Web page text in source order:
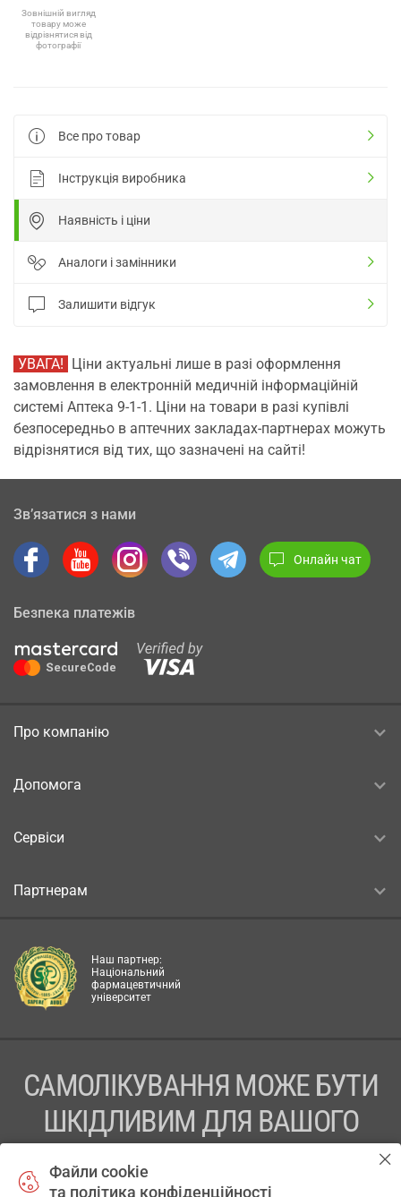
Зовнішній вигляд
товару може
відрізнятися від
фотографії
Все про товар
Інструкція виробника
Наявність і ціни
Аналоги і замінники
Залишити відгук
УВАГА! Ціни актуальні лише в разі оформлення
замовлення в електронній медичній інформаційній
системі Аптека 9-1-1. Ціни на товари в разі купівлі
безпосередньо в аптечних закладах-партнерах можуть
відрізнятися від тих, що зазначені на сайті!
Зв’язатися з нами
Онлайн чат
Безпека платежів
Про компанію
Допомога
Сервіси
Партнерам
Наш партнер:
Національний
фармацевтичний
університет
САМОЛІКУВАННЯ МОЖЕ БУТИ
ШКІДЛИВИМ ДЛЯ ВАШОГО
Файли cookie
та політика конфіденційності